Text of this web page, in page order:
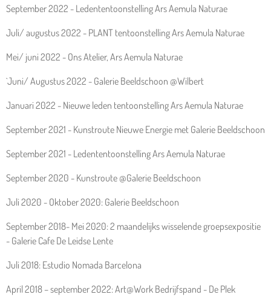
September 2022 - Ledententoonstelling Ars Aemula Naturae
Juli/ augustus 2022 - PLANT tentoonstelling Ars Aemula Naturae
Mei/ juni 2022 - Ons Atelier, Ars Aemula Naturae
`Juni/ Augustus 2022 - Galerie Beeldschoon @Wilbert
Januari 2022 - Nieuwe leden tentoonstelling Ars Aemula Naturae
September 2021 - Kunstroute Nieuwe Energie met Galerie Beeldschoon
September 2021 - Ledententoonstelling Ars Aemula Naturae
September 2020 - Kunstroute @Galerie Beeldschoon
Juli 2020 - Oktober 2020: Galerie Beeldschoon
September 2018- Mei 2020: 2 maandelijks wisselende groepsexpositie
- Galerie Cafe De Leidse Lente
Juli 2018: Estudio Nomada Barcelona
April 2018 – september 2022: Art@Work Bedrijfspand - De Plek